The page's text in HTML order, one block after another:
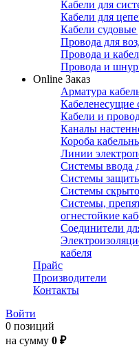
Кабели для
Кабели для
Кабели
Провода для
Провода и
Провода и
Online Заказ
Арматура
Кабеленесущие
Кабели и
Каналы
Короба
Линии
Системы ввода
Системы
Системы
Системы,
огнестойкие
Соединители
кабеля
Прайс
Производители
Контакты
Войти
0 позиций
на сумму 0 ₽